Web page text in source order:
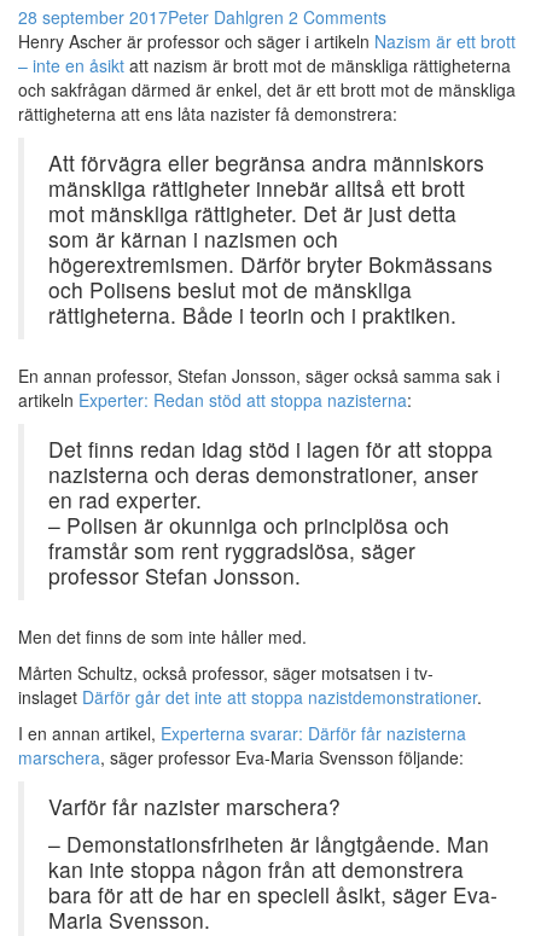
28 september 2017Peter Dahlgren 2 Comments
Henry Ascher är professor och säger i artikeln Nazism är ett brott
– inte en åsikt att nazism är brott mot de mänskliga rättigheterna
och sakfrågan därmed är enkel, det är ett brott mot de mänskliga
rättigheterna att ens låta nazister få demonstrera:
Att förvägra eller begränsa andra människors
mänskliga rättigheter innebär alltså ett brott
mot mänskliga rättigheter. Det är just detta
som är kärnan i nazismen och
högerextremismen. Därför bryter Bokmässans
och Polisens beslut mot de mänskliga
rättigheterna. Både i teorin och i praktiken.
En annan professor, Stefan Jonsson, säger också samma sak i
artikeln Experter: Redan stöd att stoppa nazisterna:
Det finns redan idag stöd i lagen för att stoppa
nazisterna och deras demonstrationer, anser
en rad experter.
– Polisen är okunniga och principlösa och
framstår som rent ryggradslösa, säger
professor Stefan Jonsson.
Men det finns de som inte håller med.
Mårten Schultz, också professor, säger motsatsen i tv-
inslaget Därför går det inte att stoppa nazistdemonstrationer.
I en annan artikel, Experterna svarar: Därför får nazisterna
marschera, säger professor Eva-Maria Svensson följande:
Varför får nazister marschera?
– Demonstationsfriheten är långtgående. Man
kan inte stoppa någon från att demonstrera
bara för att de har en speciell åsikt, säger Eva-
Maria Svensson.